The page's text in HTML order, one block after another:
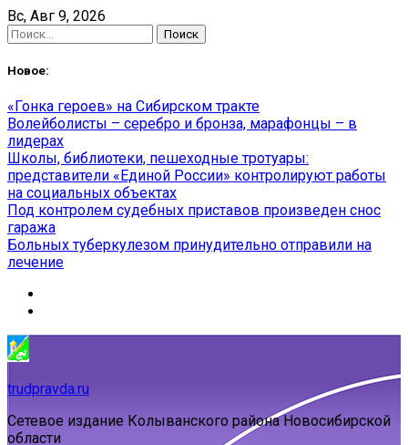
Skip
to
content
Вс, Авг 9, 2026
Найти:
Новое:
«Гонка героев» на Сибирском тракте
Волейболисты – серебро и бронза, марафонцы – в
лидерах
Школы, библиотеки, пешеходные тротуары:
представители «Единой России» контролируют работы
на социальных объектах
Под контролем судебных приставов произведен снос
гаража
Больных туберкулезом принудительно отправили на
лечение
trudpravda.ru
Сетевое издание Колыванского района Новосибирской
области